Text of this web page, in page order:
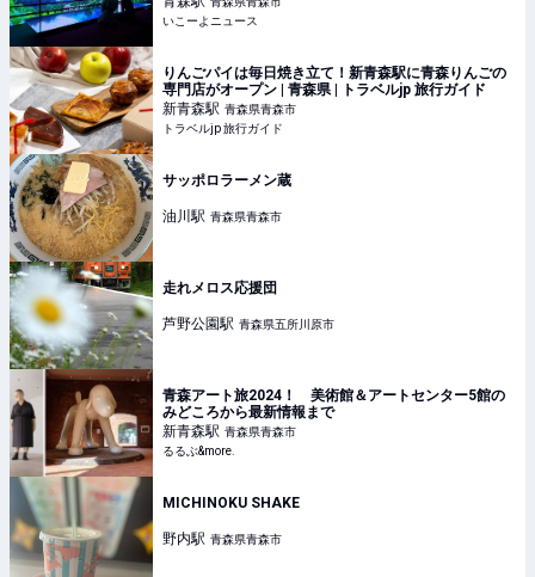
いこーよニュース
りんごパイは毎日焼き立て！新青森駅に青森りんごの
専門店がオープン | 青森県 | トラベルjp 旅行ガイド
新青森駅 青森県青森市
トラベルjp 旅行ガイド
サッポロラーメン蔵
油川駅 青森県青森市
走れメロス応援団
芦野公園駅 青森県五所川原市
青森アート旅2024！ 美術館＆アートセンター5館の
みどころから最新情報まで
新青森駅 青森県青森市
るるぶ&more.
MICHINOKU SHAKE
野内駅 青森県青森市